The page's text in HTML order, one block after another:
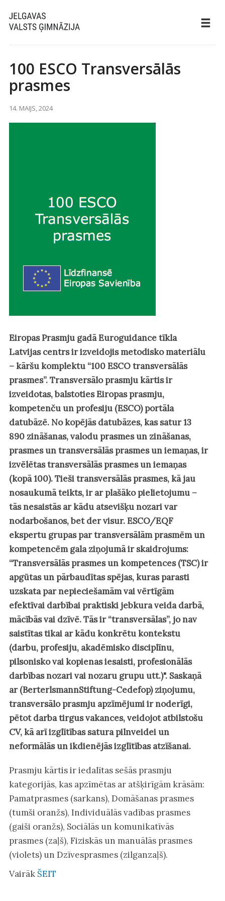
100 ESCO Transversālās
prasmes
14. MAIJS, 2024
Eiropas Prasmju gadā Euroguidance tīkla
Latvijas centrs ir izveidojis metodisko materiālu
– kāršu komplektu “100 ESCO transversālās
prasmes”. Transversālo prasmju kārtis ir
izveidotas, balstoties Eiropas prasmju,
kompetenču un profesiju (ESCO) portāla
datubāzē. No kopējās datubāzes, kas satur 13
890 zināšanas, valodu prasmes un zināšanas,
prasmes un transversālās prasmes un iemaņas, ir
izvēlētas transversālās prasmes un iemaņas
(kopā 100). Tieši transversālās prasmes, kā jau
nosaukumā teikts, ir ar plašāko pielietojumu –
tās nesaistās ar kādu atsevišķu nozari var
nodarbošanos, bet der visur. ESCO/EQF
ekspertu grupas par transversālām prasmēm un
kompetencēm gala ziņojumā ir skaidrojums:
“Transversālās prasmes un kompetences (TSC) ir
apgūtas un pārbaudītas spējas, kuras parasti
uzskata par nepieciešamām vai vērtīgām
efektīvai darbībai praktiski jebkura veida darbā,
mācībās vai dzīvē. Tās ir “transversālas”, jo nav
saistītas tikai ar kādu konkrētu kontekstu
(darbu, profesiju, akadēmisko disciplīnu,
pilsonisko vai kopienas iesaisti, profesionālās
darbības nozari vai nozaru grupu utt.)". Saskaņā
ar (BerterlsmannStiftung-Cedefop) ziņojumu,
transversālo prasmju apzīmējumi ir noderīgi,
pētot darba tirgus vakances, veidojot atbilstošu
CV, kā arī izglītības satura pilnveidei un
neformālās un ikdienējās izglītības atzīšanai.
Prasmju kārtis ir iedalītas sešās prasmju
kategorijās, kas apzīmētas ar atšķirīgām krāsām:
Pamatprasmes (sarkans), Domāšanas prasmes
(tumši oranžs), Individuālās vadības prasmes
(gaiši oranžs), Sociālās un komunikatīvās
prasmes (zaļš), Fiziskās un manuālās prasmes
(violets) un Dzīvesprasmes (zilganzaļš).
Vairāk ŠEIT